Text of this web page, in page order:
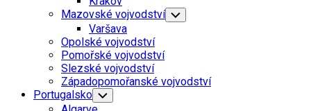
Menu
Mazovské vojvodství Toggle
Child
Varšava
Opolské vojvodství
Pomořské vojvodství
Slezské vojvodství
Západopomořanské vojvodství
Portugalsko Toggle
Child